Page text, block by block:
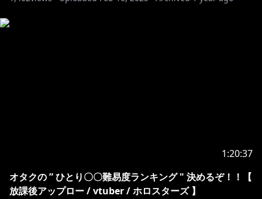
1:20:37
オタクの ” ひとり〇〇難易度ランキング " 決めるぞ！！【
放課後アップロー / vtuber / ホロスターズ 】